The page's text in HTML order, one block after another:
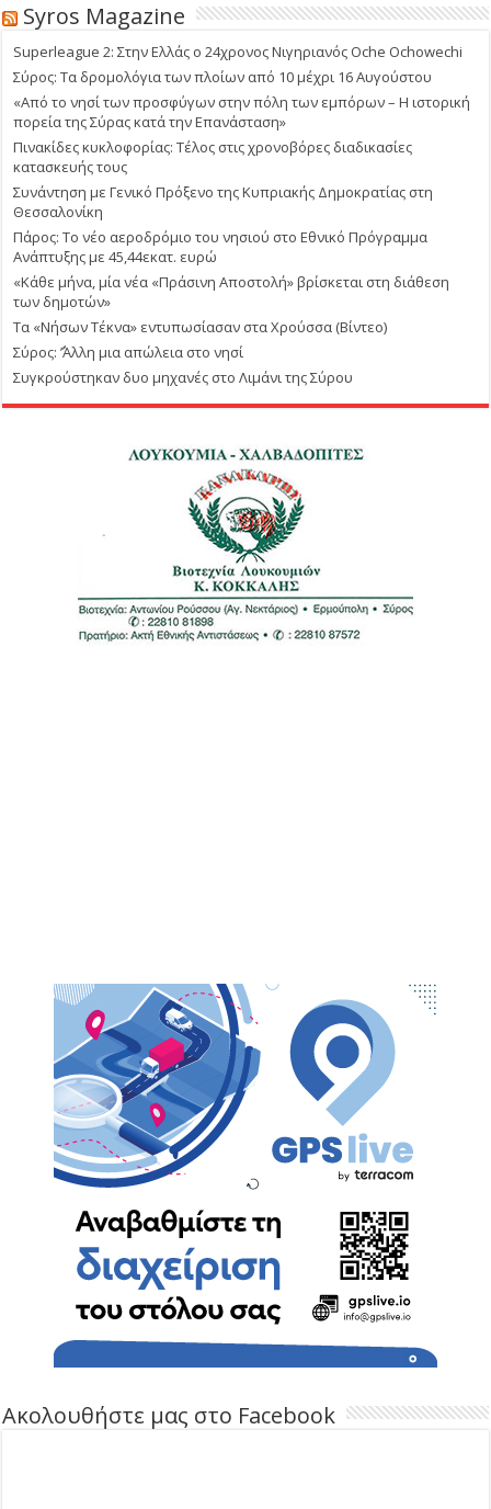
Syros Magazine
Superleague 2: Στην Ελλάς ο 24χρονος Νιγηριανός Oche Ochowechi
Σύρος: Τα δρομολόγια των πλοίων από 10 μέχρι 16 Αυγούστου
«Από το νησί των προσφύγων στην πόλη των εμπόρων – Η ιστορική
πορεία της Σύρας κατά την Επανάσταση»
Πινακίδες κυκλοφορίας: Τέλος στις χρονοβόρες διαδικασίες
κατασκευής τους
Συνάντηση με Γενικό Πρόξενο της Κυπριακής Δημοκρατίας στη
Θεσσαλονίκη
Πάρος: Το νέο αεροδρόμιο του νησιού στο Εθνικό Πρόγραμμα
Ανάπτυξης με 45,44εκατ. ευρώ
«Κάθε μήνα, μία νέα «Πράσινη Αποστολή» βρίσκεται στη διάθεση
των δημοτών»
Τα «Νήσων Τέκνα» εντυπωσίασαν στα Χρούσσα (Βίντεο)
Σύρος: ΄’Άλλη μια απώλεια στο νησί
Συγκρούστηκαν δυο μηχανές στο Λιμάνι της Σύρου
Ακολουθήστε μας στο Facebook